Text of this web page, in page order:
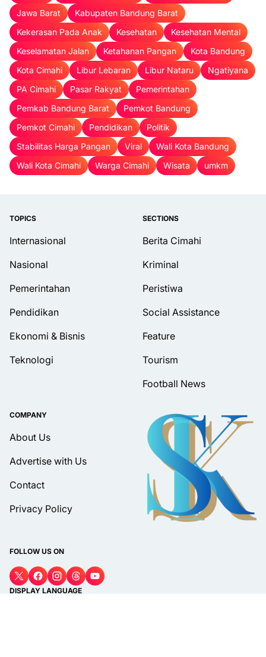
Jawa Barat
Kabupaten Bandung Barat
Kekerasan Pada Anak
Kesehatan
Kesehatan Mental
Keselamatan Jalan
Ketahanan Pangan
Kota Bandung
Kota Cimahi
Libur Lebaran Libur Nataru
Ngatiyana
PA Cimahi
Pasar Rakyat
Pemerintahan
Pemkab Bandung Barat
Pemkot Bandung
Pemkot Cimahi
Pendidikan
Politik
Stabilitas Harga Pangan
Viral
Wali Kota Bandung
Wali Kota Cimahi
Warga Cimahi Wisata umkm
TOPICS
Internasional
Nasional
Pemerintahan
Pendidikan
Ekonomi & Bisnis
Teknologi
SECTIONS
Berita Cimahi
Kriminal
Peristiwa
Social Assistance
Feature
Tourism
Football News
COMPANY
About Us
Advertise with Us
Contact
Privacy Policy
FOLLOW US ON
DISPLAY LANGUAGE